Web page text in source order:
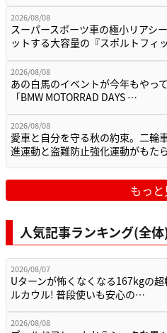
2026/08/08
スーパースポーツ車の極小リアシ
ットする大容量の『スポルトフィ
2026/08/08
あの白馬のイベントが今年もやっ
「BMW MOTORRAD DAYS …
2026/08/08
愛車と自分を守る秋の約束。二輪
進運動と盗難防止強化運動がもた
もっと
人気記事ランキング(全
2026/08/07
Uターンが怖くなくなる167kgの超
ルカウル! 普段使いも安心の…
2026/08/08